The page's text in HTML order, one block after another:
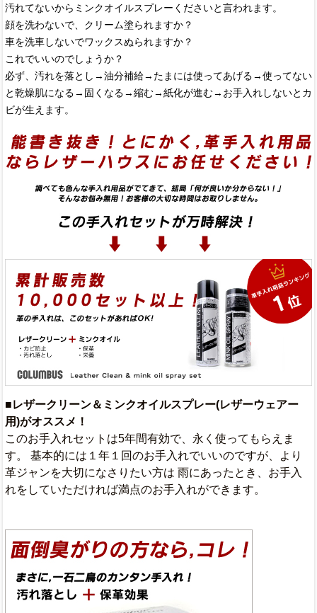
汚れてないからミンクオイルスプレーくださいと言われます。
顔を洗わないで、クリーム塗られますか？
車を洗車しないでワックスぬられますか？
これでいいのでしょうか？
必ず、汚れを落とし→油分補給→たまには使ってあげる→使ってない
と乾燥肌になる→固くなる→縮む→紙化が進む→お手入れしないとカ
ビが生えます。
■レザークリーン＆ミンクオイルスプレー(レザーウェアー
用)がオススメ！
このお手入れセットは5年間有効で、永く使ってもらえま
す。 基本的には１年１回のお手入れでいいのですが、より
革ジャンを大切になさりたい方は 雨にあったとき、お手入
れをしていただければ満点のお手入れができます。